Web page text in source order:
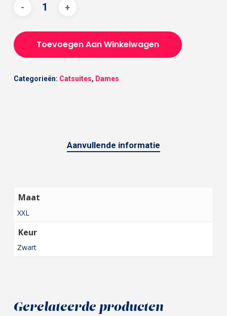
Toevoegen Aan Winkelwagen
Categorieën: Catsuites, Dames
Aanvullende informatie
Maat
XXL
Keur
Zwart
Gerelateerde producten